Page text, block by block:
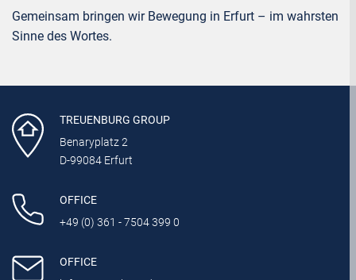
Gemeinsam bringen wir Bewegung in Erfurt – im wahrsten
Sinne des Wortes.
TREUENBURG GROUP
Benaryplatz 2
D-99084 Erfurt
OFFICE
+49 (0) 361 - 7504 399 0
OFFICE